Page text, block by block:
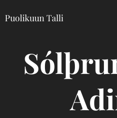
Puolikuun Talli